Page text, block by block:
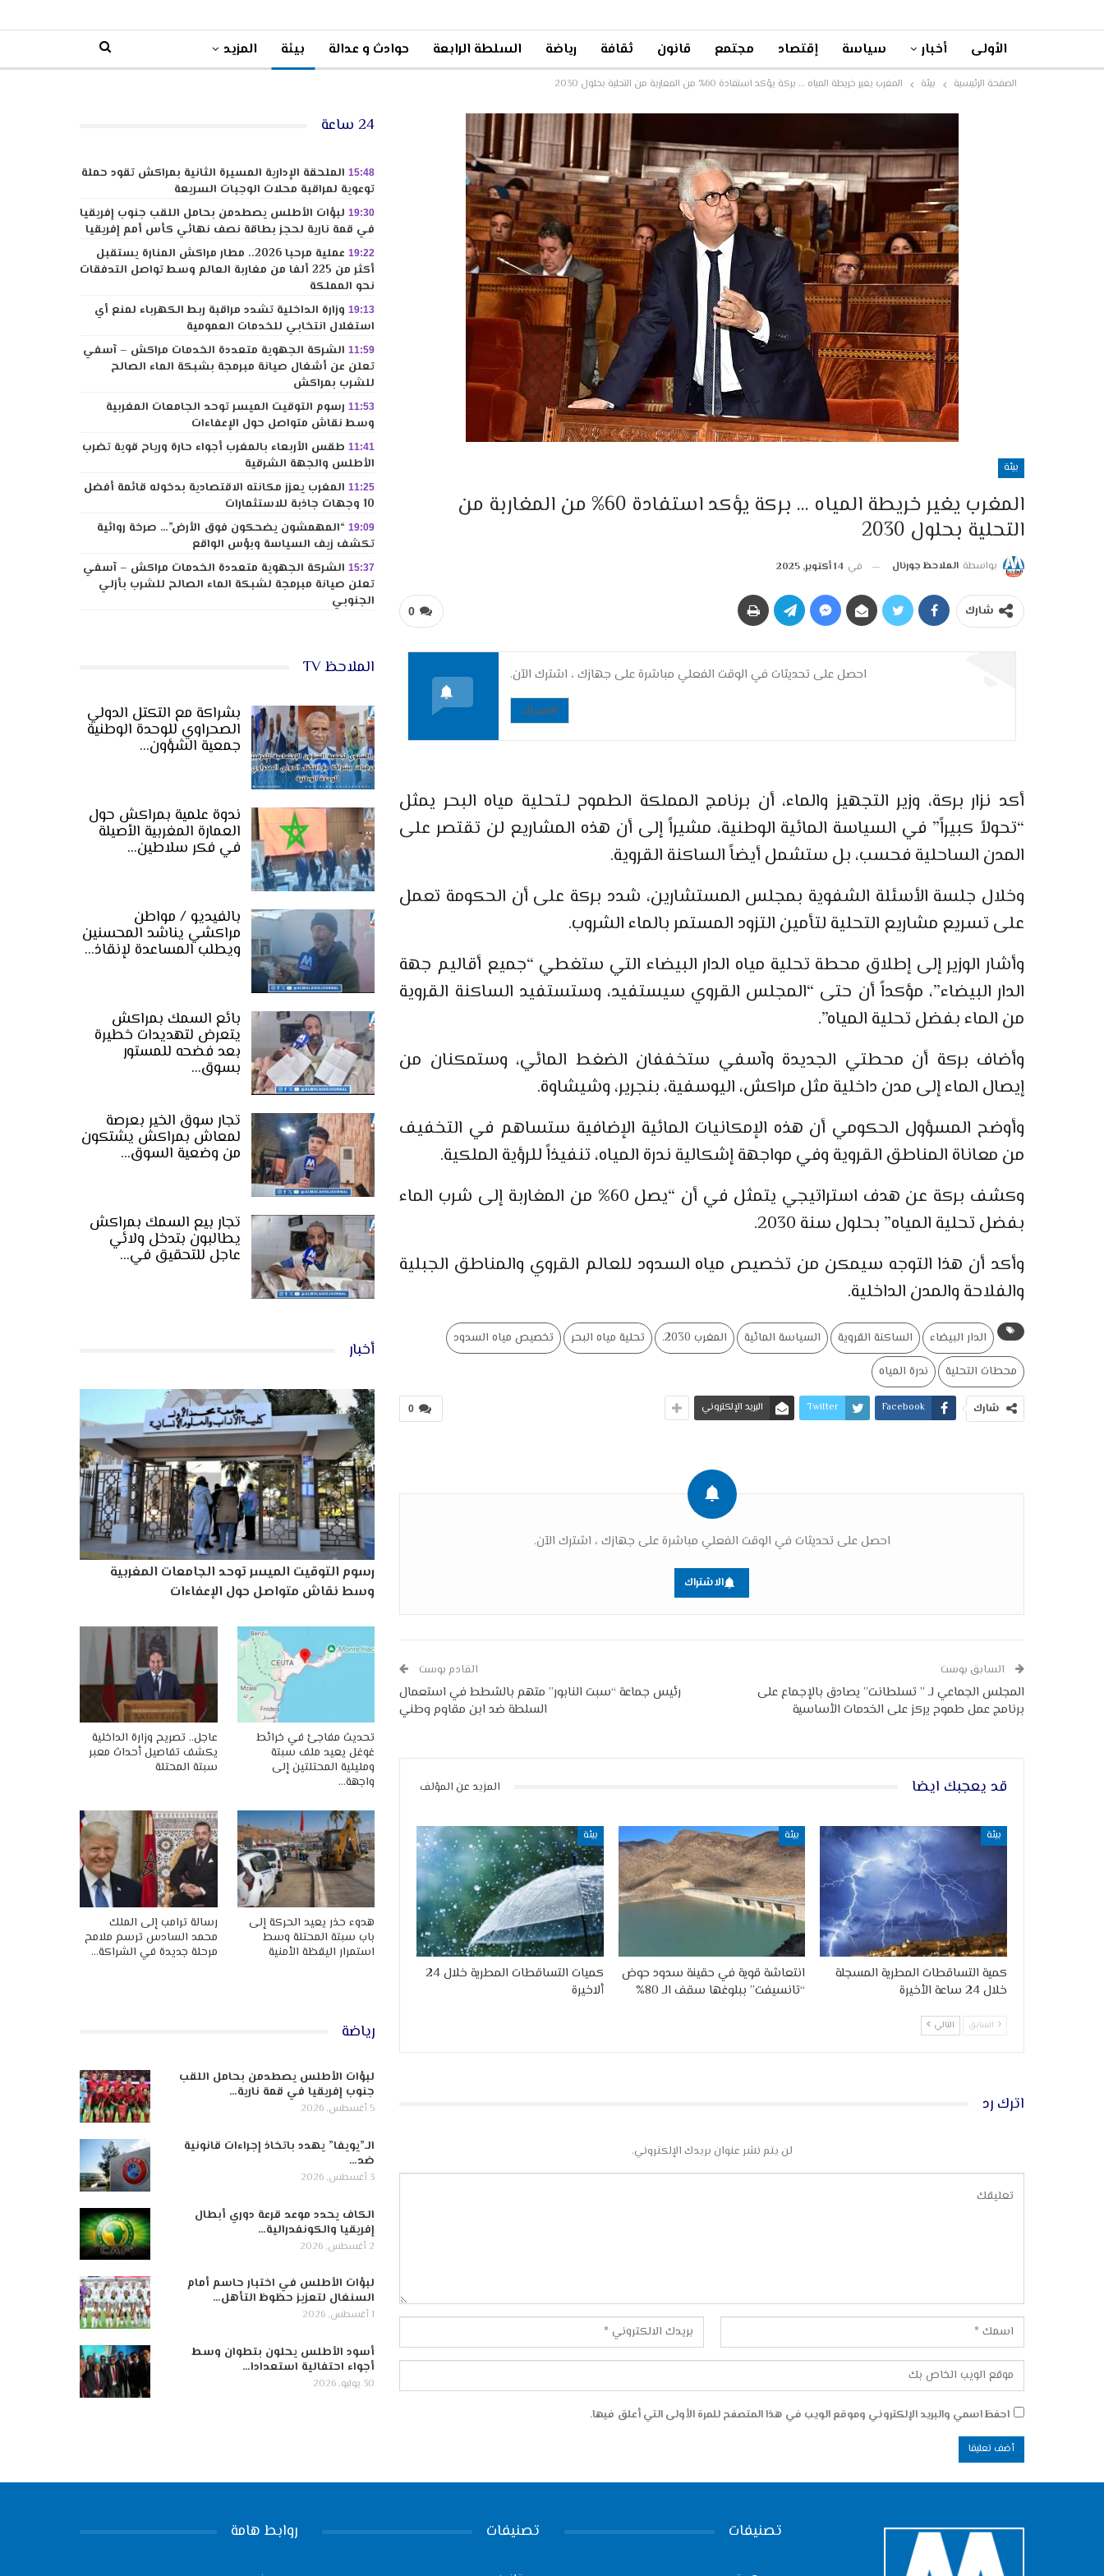
الأولى أخبار سياسة إقتصاد مجتمع قانون ثقافة رياضة السلطة الرابعة حوادث و عدالة بيئة المزيد
الصفحة الرئيسية بيئة المغرب يغير خريطة المياه … بركة يؤكد استفادة 60% من المغاربة من التحلية بحلول 2030
بيئة
المغرب يغير خريطة المياه … بركة يؤكد استفادة 60% من المغاربة من
التحلية بحلول 2030
بواسطة الملاحظ جورنال في 14 أكتوبر, 2025
0 شارك
احصل على تحديثات في الوقت الفعلي مباشرة على جهازك ، اشترك الآن.
الاشتراك
أكد نزار بركة، وزير التجهيز والماء، أن برنامج المملكة الطموح لـتحلية مياه البحر يمثل
“تحولاً كبيراً” في السياسة المائية الوطنية، مشيراً إلى أن هذه المشاريع لن تقتصر على
المدن الساحلية فحسب، بل ستشمل أيضاً الساكنة القروية.
وخلال جلسة الأسئلة الشفوية بمجلس المستشارين، شدد بركة على أن الحكومة تعمل
على تسريع مشاريع التحلية لتأمين التزود المستمر بالماء الشروب.
وأشار الوزير إلى إطلاق محطة تحلية مياه الدار البيضاء التي ستغطي “جميع أقاليم جهة
الدار البيضاء”، مؤكداً أن حتى “المجلس القروي سيستفيد، وستستفيد الساكنة القروية
من الماء بفضل تحلية المياه”.
وأضاف بركة أن محطتي الجديدة وآسفي ستخففان الضغط المائي، وستمكنان من
إيصال الماء إلى مدن داخلية مثل مراكش، اليوسفية، بنجرير، وشيشاوة.
وأوضح المسؤول الحكومي أن هذه الإمكانيات المائية الإضافية ستساهم في التخفيف
من معاناة المناطق القروية وفي مواجهة إشكالية ندرة المياه، تنفيذاً للرؤية الملكية.
وكشف بركة عن هدف استراتيجي يتمثل في أن “يصل 60% من المغاربة إلى شرب الماء
بفضل تحلية المياه” بحلول سنة 2030.
وأكد أن هذا التوجه سيمكن من تخصيص مياه السدود للعالم القروي والمناطق الجبلية
والفلاحة والمدن الداخلية.
الدار البيضاء الساكنة القروية السياسة المائية المغرب 2030. تحلية مياه البحر
تخصيص مياه السدود
محطات التحلية
ندرة المياه
0 شارك Facebook
Twitter البريد الإلكتروني
احصل على تحديثات في الوقت الفعلي مباشرة على جهازك ، اشترك الآن.
الاشتراك
السابق بوست
المجلس الجماعي لـ ” تسلطانت” يصادق بالإجماع على
برنامج عمل طموح يركز على الخدمات الأساسية
القادم بوست
رئيس جماعة “سبت النابور” متهم بالشطط في استعمال
السلطة ضد ابن مقاوم وطني
قد يعجبك ايضا المزيد عن المؤلف
بيئة
كمية التساقطات المطرية المسجلة
خلال 24 ساعة الأخيرة
بيئة
انتعاشة قوية في حقينة سدود حوض
“تانسيفت” ببلوغها سقف الـ 80%
بيئة
كميات التساقطات المطرية خلال 24
ألاخيرة
السابق التالي
اترك رد
لن يتم نشر عنوان بريدك الإلكتروني.
احفظ اسمي والبريد الإلكتروني وموقع الويب في هذا المتصفح للمرة الأولى التي أعلق فيها.
24 ساعة
15:48 الملحقة الإدارية المسيرة الثانية بمراكش تقود حملة
توعوية لمراقبة محلات الوجبات السريعة
19:30 لبؤات الأطلس يصطدمن بحامل اللقب جنوب إفريقيا
في قمة نارية لحجز بطاقة نصف نهائي كأس أمم إفريقيا
19:22
عملية مرحبا 2026.. مطار مراكش المنارة يستقبل
أكثر من 225 ألفا من مغاربة العالم وسط تواصل التدفقات
نحو المملكة
19:13 وزارة الداخلية تشدد مراقبة ربط الكهرباء لمنع أي
استغلال انتخابي للخدمات العمومية
11:59 الشركة الجهوية متعددة الخدمات مراكش – آسفي
تعلن عن أشغال صيانة مبرمجة بشبكة الماء الصالح
للشرب بمراكش
11:53 رسوم التوقيت الميسر توحد الجامعات المغربية
وسط نقاش متواصل حول الإعفاءات
11:41 طقس الأربعاء بالمغرب أجواء حارة ورياح قوية تضرب
الأطلس والجهة الشرقية
11:25 المغرب يعزز مكانته الاقتصادية بدخوله قائمة أفضل
10 وجهات جاذبة للاستثمارات
19:09 “المهمشون يضحكون فوق الأرض”… صرخة روائية
تكشف زيف السياسة وبؤس الواقع
15:37 الشركة الجهوية متعددة الخدمات مراكش – آسفي
تعلن صيانة مبرمجة لشبكة الماء الصالح للشرب بأزلي
الجنوبي
الملاحظ TV
بشراكة مع التكتل الدولي
الصحراوي للوحدة الوطنية
جمعية الشؤون…
ندوة علمية بمراكش حول
العمارة المغربية الأصيلة
في فكر سلاطين…
بالفيديو / مواطن
مراكشي يناشد المحسنين
ويطلب المساعدة لإنقاذ…
بائع السمك بمراكش
يتعرض لتهديدات خطيرة
بعد فضحه للمستور
بسوق…
تجار سوق الخير بعرصة
لمعاش بمراكش يشتكون
من وضعية السوق…
تجار بيع السمك بمراكش
يطالبون بتدخل ولائي
عاجل للتحقيق في…
أخبار
رسوم التوقيت الميسر توحد الجامعات المغربية
وسط نقاش متواصل حول الإعفاءات
تحديث مفاجئ في خرائط
غوغل يعيد ملف سبتة
ومليلية المحتلتين إلى
واجهة…
عاجل.. تصريح وزارة الداخلية
يكشف تفاصيل أحداث معبر
سبتة المحتلة
هدوء حذر يعيد الحركة إلى
باب سبتة المحتلة وسط
استمرار اليقظة الأمنية
رسالة ترامب إلى الملك
محمد السادس ترسم ملامح
مرحلة جديدة في الشراكة…
رياضة
لبؤات الأطلس يصطدمن بحامل اللقب
جنوب إفريقيا في قمة نارية…
5 أغسطس, 2026
الـ”يويفا” يهدد باتخاذ إجراءات قانونية
ضد…
3 أغسطس, 2026
الكاف يحدد موعد قرعة دوري أبطال
إفريقيا والكونفدرالية…
2 أغسطس, 2026
لبؤات الأطلس في اختبار حاسم أمام
السنغال لتعزيز حظوظ التأهل…
1 أغسطس, 2026
أسود الأطلس يحلون بتطوان وسط
أجواء احتفالية استعدادا…
30 يوليو, 2026
تصنيفات تصنيفات روابط هامة